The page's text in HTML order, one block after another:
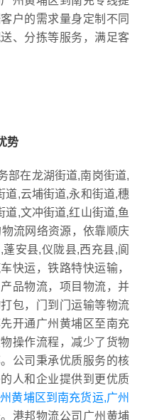
户的需求量身定制不同
、分拣等服务，满足客
势
部在龙湖街道,南岗街道,
道,云埔街道,永和街道,穗
道,文冲街道,红山街道,鱼
流网络资源，依靠顺庆
安县,仪陇县,西充县,阆
快运，铁路特快运输，
品物流，项目物流，并
包，门到门运输等物流
开通广州黄埔区至南充
操作流程，减少了货物
公司秉承优质服务的核
人和企业提供到更优质
黄埔区到南充货运,广州
港邦物流公司广州黄埔